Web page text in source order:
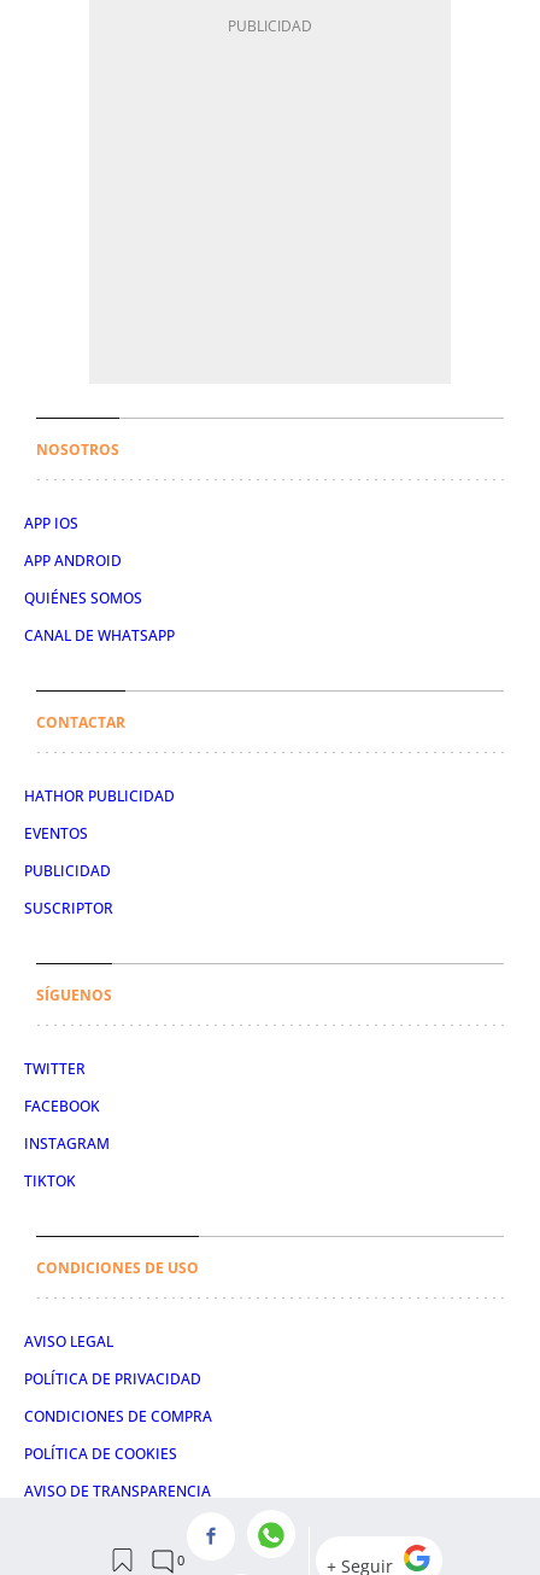
NOSOTROS
APP IOS
APP ANDROID
QUIÉNES SOMOS
CANAL DE WHATSAPP
CONTACTAR
HATHOR PUBLICIDAD
EVENTOS
PUBLICIDAD
SUSCRIPTOR
SÍGUENOS
TWITTER
FACEBOOK
INSTAGRAM
TIKTOK
CONDICIONES DE USO
AVISO LEGAL
POLÍTICA DE PRIVACIDAD
CONDICIONES DE COMPRA
POLÍTICA DE COOKIES
AVISO DE TRANSPARENCIA